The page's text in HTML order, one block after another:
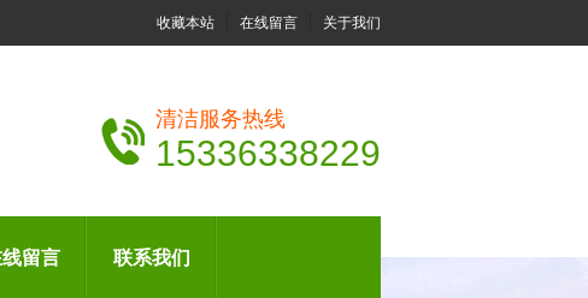
收藏本站 在线留言 关于我们
清洁服务热线
15336338229
留言 联系我们